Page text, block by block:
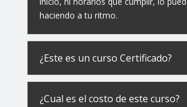
haciendo a tu ritmo.
¿Este es un curso Certificado?
¿Cual es el costo de este curso?